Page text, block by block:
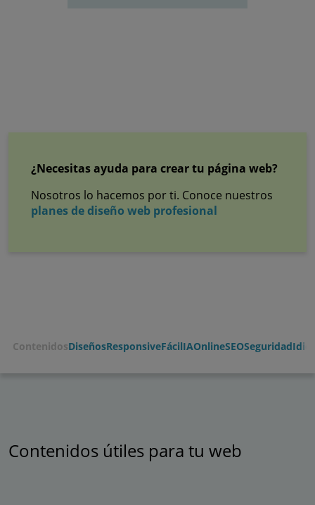
¿Necesitas ayuda para crear tu página web?
Nosotros lo hacemos por ti. Conoce nuestros
planes de diseño web profesional
ContenidosDiseñosResponsiveFácilIAOnlineSEOSeguridad
Contenidos útiles para tu web